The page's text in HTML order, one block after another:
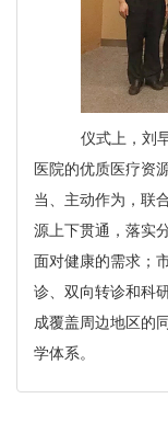
仪式上，刘
医院的优质医疗资
当、主动作为，联
源上下贯通，落实
面对健康的需求；
诊、双向转诊和科
成覆盖周边地区的
学体系。